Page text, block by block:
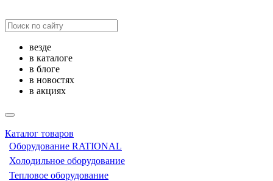
везде
в каталоге
в блоге
в новостях
в акциях
Каталог товаров
Оборудование RATIONAL
Холодильное оборудование
Тепловое оборудование